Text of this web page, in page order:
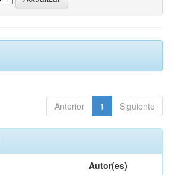
Anterior 1 Siguiente
Autor(es)